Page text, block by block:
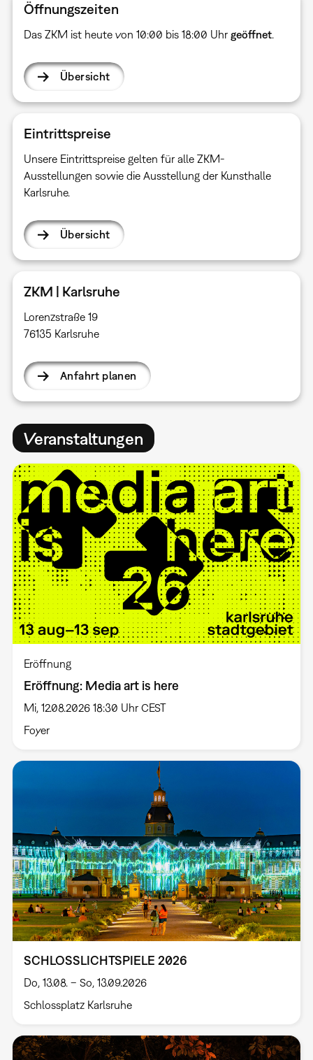
Öffnungszeiten
Das ZKM ist heute von 10:00 bis 18:00 Uhr geöffnet.
Übersicht
Eintrittspreise
Unsere Eintrittspreise gelten für alle ZKM-
Ausstellungen sowie die Ausstellung der Kunsthalle
Karlsruhe.
Übersicht
ZKM | Karlsruhe
Lorenzstraße 19
76135 Karlsruhe
Anfahrt planen
Veranstaltungen
Eröffnung
Eröffnung: Media art is here
Mi, 12.08.2026 18:30 Uhr CEST
Foyer
SCHLOSSLICHTSPIELE 2026
Do, 13.08. – So, 13.09.2026
Schlossplatz Karlsruhe